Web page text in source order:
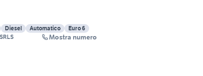
Diesel Automatico
Euro 6
Mostra numero